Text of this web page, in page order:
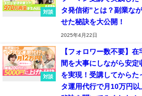
対談
タ発信術”とは？副業な
せた秘訣を大公開！
2025年4月22日
対談
【フォロワー数不要】
間を大事にしながら安
を実現！受講してからた
タ運用代行で月10万円